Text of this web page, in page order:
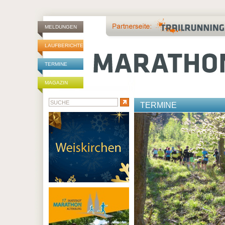
MELDUNGEN
LAUFBERICHTE
TERMINE
MAGAZIN
TERMINE